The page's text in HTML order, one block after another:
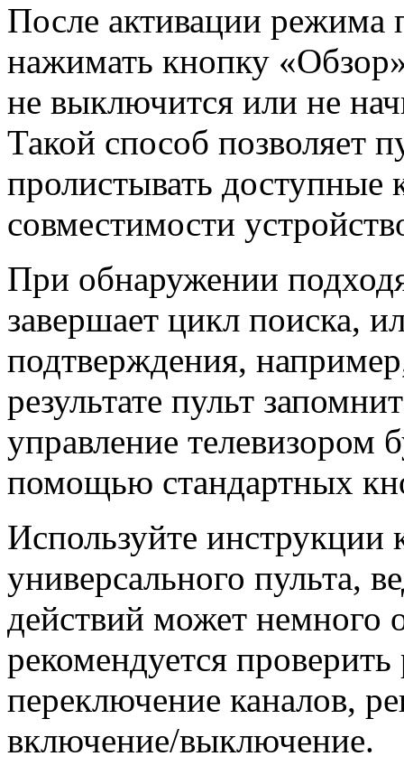
После активации режима
нажимать кнопку
не выключится или не
Такой способ позволяет
пролистывать доступные
совместимости
При обнаружении
завершает цикл поиска,
подтверждения,
результате пульт
управление телевизором
помощью стандартных
Используйте инструкции
универсального пульта,
действий может немного
рекомендуется
переключение каналов,
включение/выключение.